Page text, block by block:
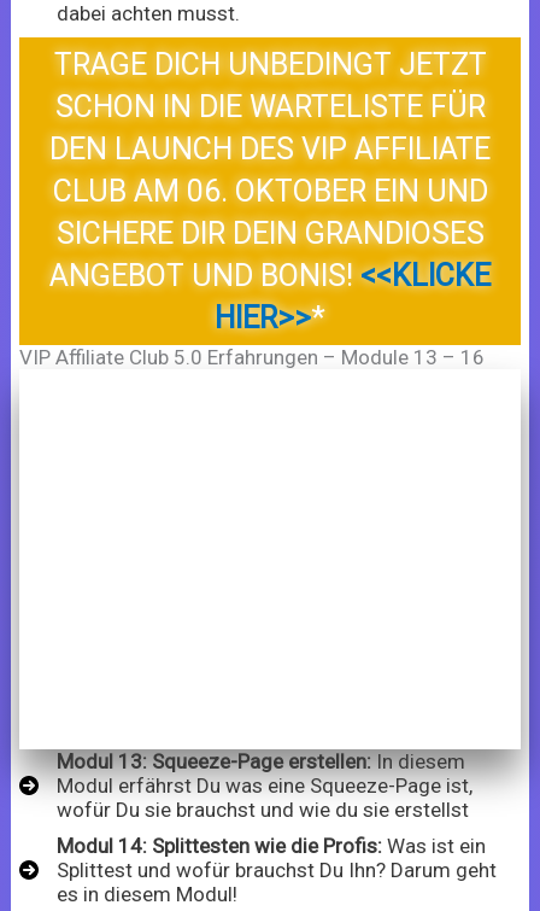
dabei achten musst.
TRAGE DICH UNBEDINGT JETZT
SCHON IN DIE WARTELISTE FÜR
DEN LAUNCH DES VIP AFFILIATE
CLUB AM 06. OKTOBER EIN UND
SICHERE DIR DEIN GRANDIOSES
ANGEBOT UND BONIS!<<KLICKE
HIER>>*
VIP Affiliate Club 5.0 Erfahrungen – Module 13 – 16
Modul 13: Squeeze-Page erstellen:In diesem
Modul erfährst Du was eine Squeeze-Page ist,
wofür Du sie brauchst und wie du sie erstellst
Modul 14: Splittesten wie die Profis:Was ist ein
Splittest und wofür brauchst Du Ihn? Darum geht
es in diesem Modul!